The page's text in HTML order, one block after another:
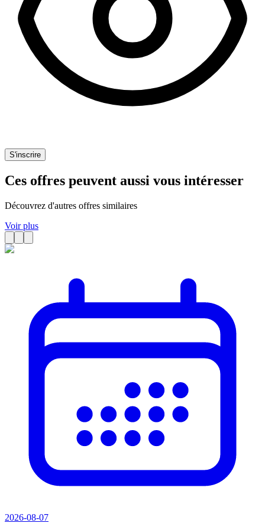
S'inscrire
Ces offres peuvent aussi vous intéresser
Découvrez d'autres offres similaires
Voir plus
2026-08-07